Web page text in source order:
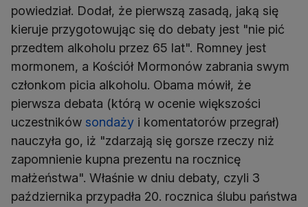
powiedział. Dodał, że pierwszą zasadą, jaką się
kieruje przygotowując się do debaty jest "nie pić
przedtem alkoholu przez 65 lat". Romney jest
mormonem, a Kościół Mormonów zabrania swym
członkom picia alkoholu. Obama mówił, że
pierwsza debata (którą w ocenie większości
uczestników sondaży i komentatorów przegrał)
nauczyła go, iż "zdarzają się gorsze rzeczy niż
zapomnienie kupna prezentu na rocznicę
małżeństwa". Właśnie w dniu debaty, czyli 3
października przypadła 20. rocznica ślubu państwa